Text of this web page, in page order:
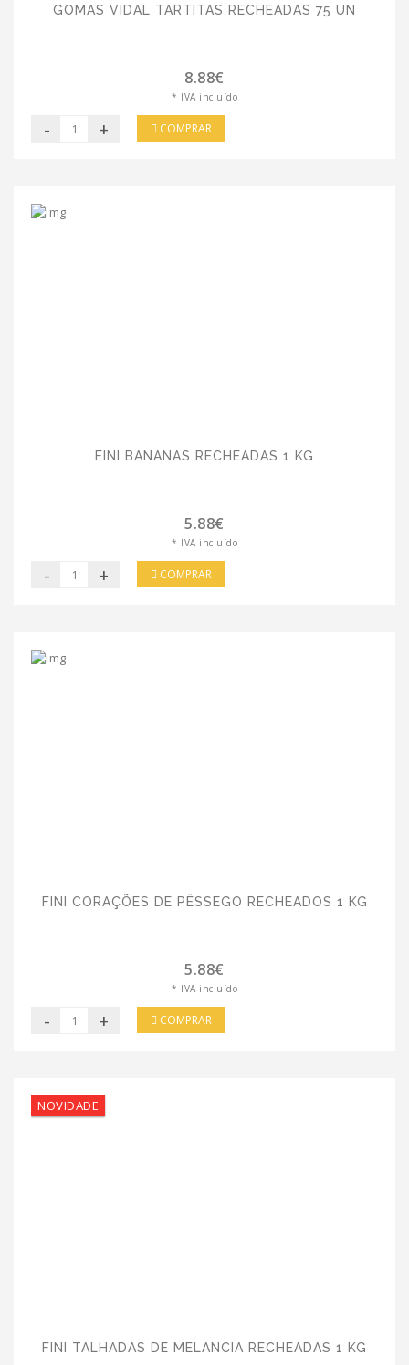
GOMAS VIDAL TARTITAS RECHEADAS 75 UN
8.88€
* IVA incluído
- + COMPRAR
FINI BANANAS RECHEADAS 1 KG
5.88€
* IVA incluído
- + COMPRAR
FINI CORAÇÕES DE PÊSSEGO RECHEADOS 1 KG
5.88€
* IVA incluído
- + COMPRAR
NOVIDADE
FINI TALHADAS DE MELANCIA RECHEADAS 1 KG